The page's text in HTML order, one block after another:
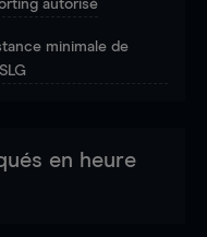
autorisé
minimale de
en heure